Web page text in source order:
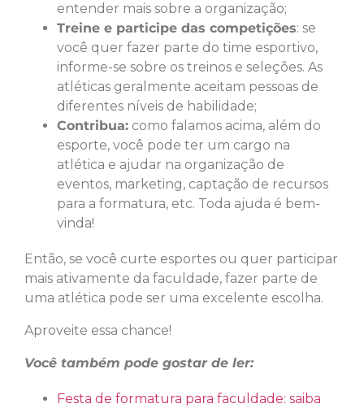
entender mais sobre a organização;
Treine e participe das competições: se
você quer fazer parte do time esportivo,
informe-se sobre os treinos e seleções. As
atléticas geralmente aceitam pessoas de
diferentes níveis de habilidade;
Contribua: como falamos acima, além do
esporte, você pode ter um cargo na
atlética e ajudar na organização de
eventos, marketing, captação de recursos
para a formatura, etc. Toda ajuda é bem-
vinda!
Então, se você curte esportes ou quer participar
mais ativamente da faculdade, fazer parte de
uma atlética pode ser uma excelente escolha.
Aproveite essa chance!
Você também pode gostar de ler:
Festa de formatura para faculdade: saiba